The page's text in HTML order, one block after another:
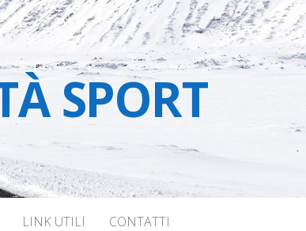
SPORT
LINK UTILI CONTATTI